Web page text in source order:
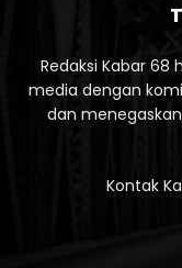
Redaksi Kabar 68
media dengan
dan
Kontak